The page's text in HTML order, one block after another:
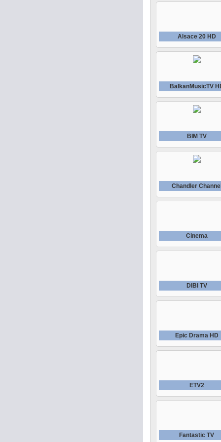
Alsace 20 HD
BalkanMusicTV
BIM TV
Chandler
Cinema
DIBI TV
Epic Drama HD
ETV2
Fantastic TV